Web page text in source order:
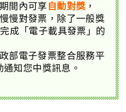
間內可享 自動對獎 ，
慢對發票，除了一般獎
成「電子載具發票」的
部電子發票整合服務平
知您中獎訊息。